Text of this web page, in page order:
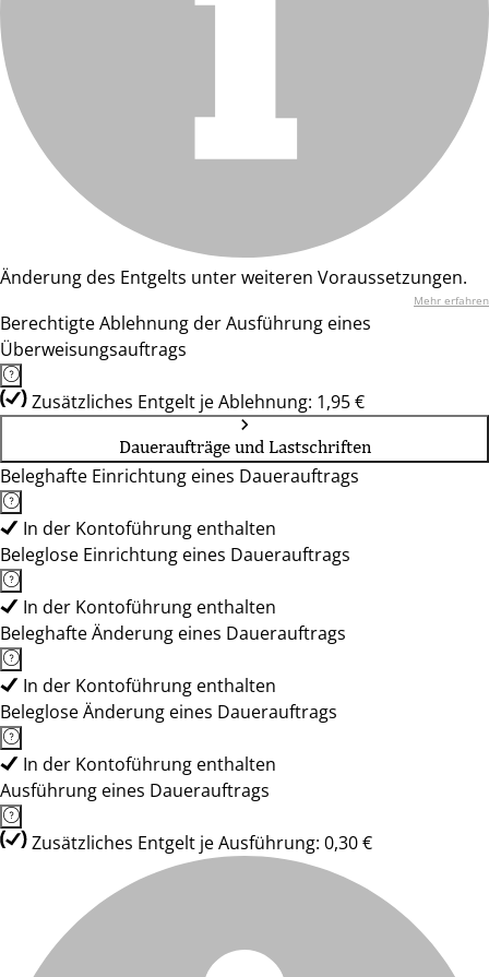
Änderung des Entgelts unter weiteren Voraussetzungen.
Mehr erfahren
Berechtigte Ablehnung der Ausführung eines
Überweisungsauftrags
Zusätzliches Entgelt je Ablehnung: 1,95 €
Daueraufträge und Lastschriften
Beleghafte Einrichtung eines Dauerauftrags
In der Kontoführung enthalten
Beleglose Einrichtung eines Dauerauftrags
In der Kontoführung enthalten
Beleghafte Änderung eines Dauerauftrags
In der Kontoführung enthalten
Beleglose Änderung eines Dauerauftrags
In der Kontoführung enthalten
Ausführung eines Dauerauftrags
Zusätzliches Entgelt je Ausführung: 0,30 €